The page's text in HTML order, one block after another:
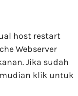
host restart
Webserver
Jika sudah
klik untuk